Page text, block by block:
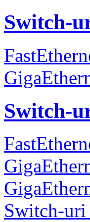
Switch-
Switch-
Switch-uri